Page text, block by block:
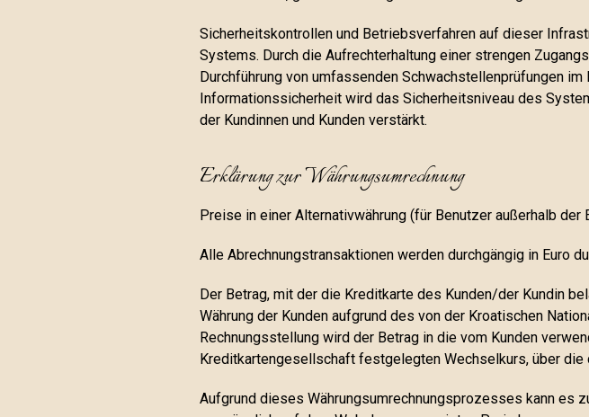
Sicherheitskontrollen und Betriebsverfahren auf dieser
Systems. Durch die Aufrechterhaltung einer strengen
Durchführung von umfassenden Schwachstellenprüfungen
Informationssicherheit wird das Sicherheitsniveau des
der Kundinnen und Kunden verstärkt.
Erklärung zur Währungsumrechnung
Preise in einer Alternativwährung (für Benutzer außerhalb der
Alle Abrechnungstransaktionen werden durchgängig in Euro
Der Betrag, mit der die Kreditkarte des Kunden/der Kundin
Währung der Kunden aufgrund des von der Kroatischen
Rechnungsstellung wird der Betrag in die vom Kunden
Kreditkartengesellschaft festgelegten Wechselkurs, über die
Aufgrund dieses Währungsumrechnungsprozesses kann es